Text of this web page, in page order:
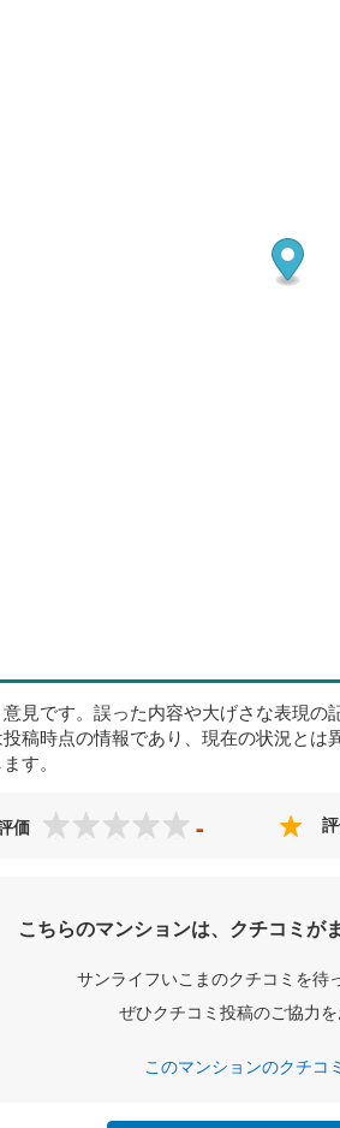
見です。誤った内容や大げさな表現
稿時点の情報であり、現在の状況と
す。
価 -
こちらのマンションは、クチコミが
サンライフいこまのクチコミを待
ぜひクチコミ投稿のご協力を
このマンションのクチコ